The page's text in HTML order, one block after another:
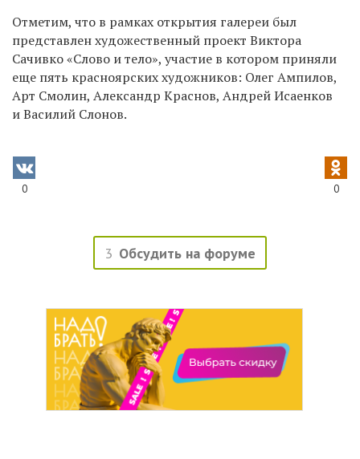
Отметим, что в рамках открытия галереи был
представлен художественный проект Виктора
Сачивко «Слово и тело», участие в котором приняли
еще пять красноярских художников: Олег Ампилов,
Арт Смолин, Александр Краснов, Андрей Исаенков
и Василий Слонов.
0 0
3 Обсудить на форуме